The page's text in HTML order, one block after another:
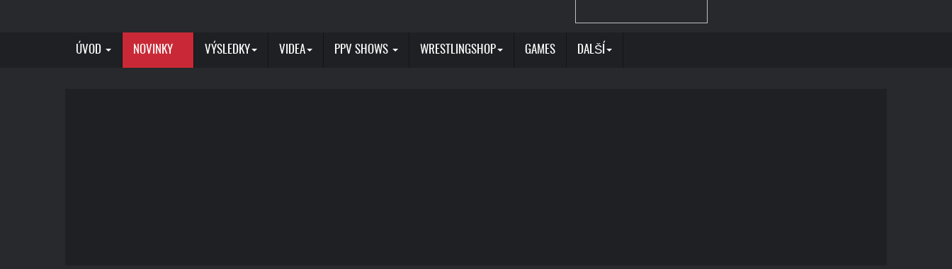
ÚVOD NOVINKY VÝSLEDKY VIDEA PPV SHOWS WRESTLINGSHOP GAMES DALŠÍ